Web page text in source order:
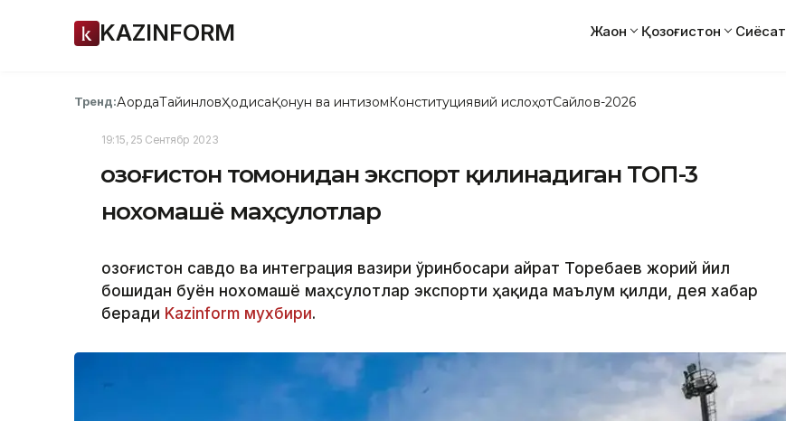
KAZINFORM Жаҳон Қозоғистон Сиёсат
Тренд:АқордаТайинловҲодисаҚонун ва интизомКонституциявий ислоҳотСайлов-2026
19:15, 25 Сентябр 2023
Қозоғистон томонидан экспорт қилинадиган ТОП-3
нохомашё маҳсулотлар
Қозоғистон савдо ва интеграция вазири ўринбосари Қайрат Торебаев жорий йил
бошидан буён нохомашё маҳсулотлар экспорти ҳақида маълум қилди, дея хабар
беради Kazinform мухбири.